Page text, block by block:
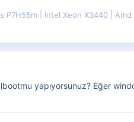
P7H55m İntel Xeon X3440
yapıyorsunuz? Eğer